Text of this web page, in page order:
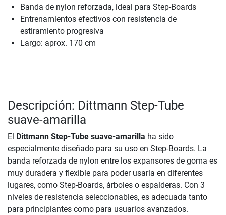
Banda de nylon reforzada, ideal para Step-Boards
Entrenamientos efectivos con resistencia de
estiramiento progresiva
Largo: aprox. 170 cm
Descripción: Dittmann Step-Tube
suave-amarilla
El Dittmann Step-Tube suave-amarilla ha sido
especialmente diseñado para su uso en Step-Boards. La
banda reforzada de nylon entre los expansores de goma es
muy duradera y flexible para poder usarla en diferentes
lugares, como Step-Boards, árboles o espalderas. Con 3
niveles de resistencia seleccionables, es adecuada tanto
para principiantes como para usuarios avanzados.